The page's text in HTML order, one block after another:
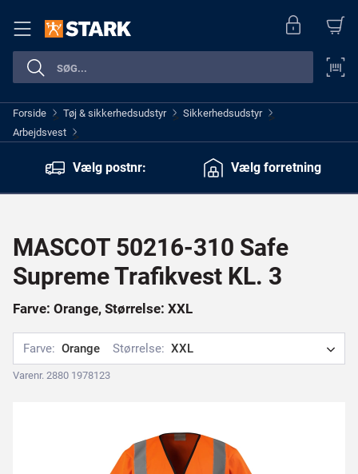
Forside > Tøj & sikkerhedsudstyr > Sikkerhedsudstyr >
Arbejdsvest >
Vælg postnr:
Vælg forretning
MASCOT 50216-310 Safe
Supreme Trafikvest KL. 3
Farve: Orange, Størrelse: XXL
Farve: Orange Størrelse: XXL
Varenr. 2880 1978123